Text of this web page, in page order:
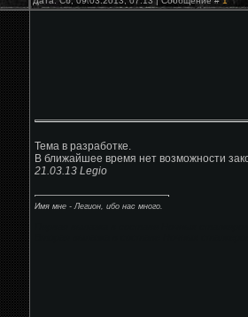
Тема в разработке.
В ближайшее время нет возможности
21.03.13 Legio
Имя мне - Легион, ибо нас много.